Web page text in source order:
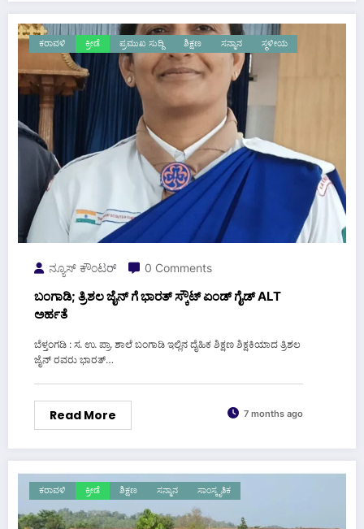
ಕರಾವಳಿ ಕ್ರೀಡೆ ಪ್ರಮುಖ ಸುದ್ದಿ ಶಿಕ್ಷಣ ಸನ್ಮಾನ ಸ್ಥಳೀಯ
ನ್ಯೂಸ್ ಕೌಂಟರ್ 0 Comments
ಬಂಗಾಡಿ; ತ್ರಿಶಲ ಜೈನ್ ಗೆ ಭಾರತ್ ಸ್ಕೌಟ್ ಏಂಡ್ ಗೈಡ್ ALT
ಅರ್ಹತೆ
ಬೆಳ್ತಂಗಡಿ : ಸ. ಉ. ಪ್ರಾ. ಶಾಲೆ ಬಂಗಾಡಿ ಇಲ್ಲಿನ ದೈಹಿಕ ಶಿಕ್ಷಣ ಶಿಕ್ಷಕಿಯಾದ ತ್ರಿಶಲ
ಜೈನ್ ರವರು ಭಾರತ್‌…
Read More 7 months ago
ಕರಾವಳಿ ಕ್ರೀಡೆ ಶಿಕ್ಷಣ ಸನ್ಮಾನ ಸಾಂಸ್ಕೃತಿಕ